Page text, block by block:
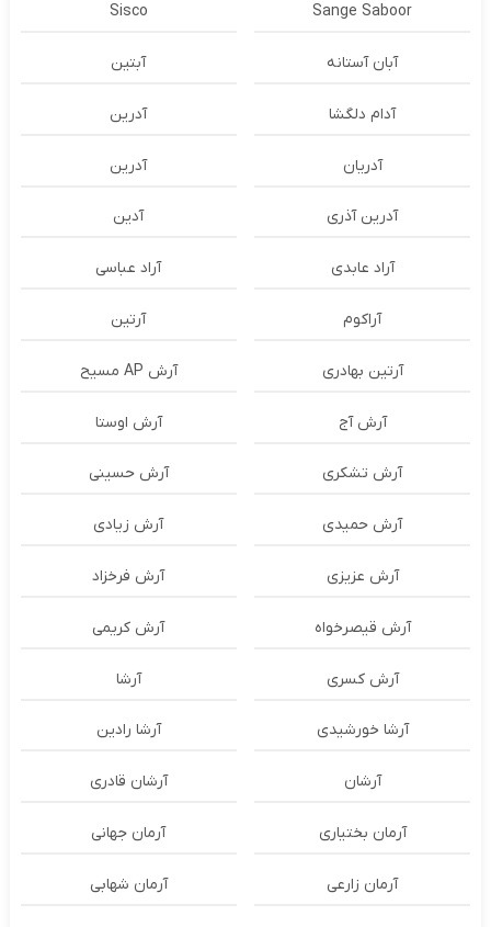
Sange Saboor
Sisco
آبان آستانه آبتین
آدام دلگشا آدرين
آدریان آدرین
آدرین آذری آدین
آراد عابدی آراد عباسی
آراکوم آرتین
آرتین بهادری آرش AP مسیح
آرش آج آرش اوستا
آرش تشکری آرش حسینی
آرش حمیدی آرش زیادی
آرش عزیزی آرش فرخزاد
آرش قیصرخواه آرش کریمی
آرش کسری آرشا
آرشا خورشیدی آرشا رادین
آرشان آرشان قادری
آرمان بختیاری آرمان جهانی
آرمان زارعی آرمان شهابی